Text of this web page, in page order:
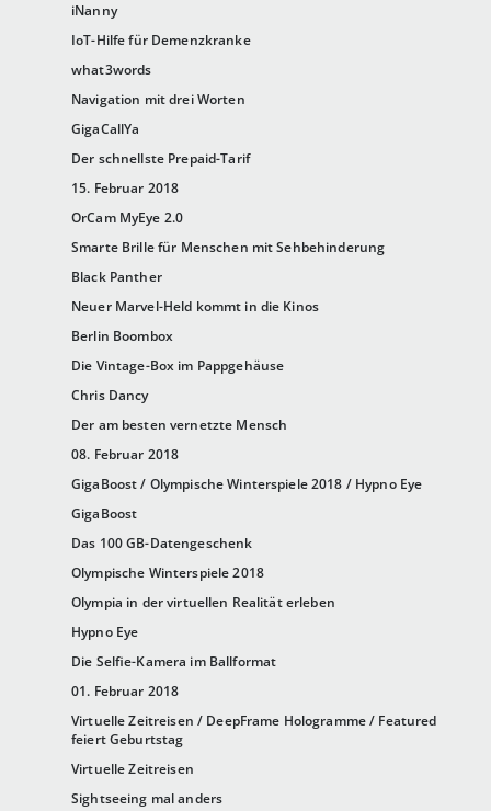
iNanny
IoT-Hilfe für Demenzkranke
what3words
Navigation mit drei Worten
GigaCallYa
Der schnellste Prepaid-Tarif
15. Februar 2018
OrCam MyEye 2.0
Smarte Brille für Menschen mit Sehbehinderung
Black Panther
Neuer Marvel-Held kommt in die Kinos
Berlin Boombox
Die Vintage-Box im Pappgehäuse
Chris Dancy
Der am besten vernetzte Mensch
08. Februar 2018
GigaBoost / Olympische Winterspiele 2018 / Hypno Eye
GigaBoost
Das 100 GB-Datengeschenk
Olympische Winterspiele 2018
Olympia in der virtuellen Realität erleben
Hypno Eye
Die Selfie-Kamera im Ballformat
01. Februar 2018
Virtuelle Zeitreisen / DeepFrame Hologramme / Featured
feiert Geburtstag
Virtuelle Zeitreisen
Sightseeing mal anders